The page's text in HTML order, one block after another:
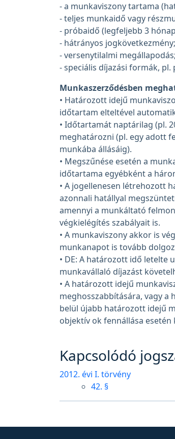
- a munkaviszony tartama
- teljes munkaidő vagy
- próbaidő (legfeljebb 3
- hátrányos jogkövetkezmény;
- versenytilalmi megállapodás;
- speciális díjazási formák, pl.
Munkaszerződésben
• Határozott idejű
időtartam elteltével
• Időtartamát naptárilag (pl.
meghatározni (pl. egy adott
munkába állásáig).
• Megszűnése esetén a
időtartama egyébként a
• A jogellenesen létrehozott
azonnali hatállyal
amennyi a munkáltató
végkielégítés szabályait is.
• A munkaviszony akkor is
munkanapot is tovább
• DE: A határozott idő
munkavállaló díjazást
• A határozott idejű
meghosszabbítására, vagy
belül újabb határozott idejű
objektív ok fennállása
Kapcsolódó
2012. évi I. törvény
42. §